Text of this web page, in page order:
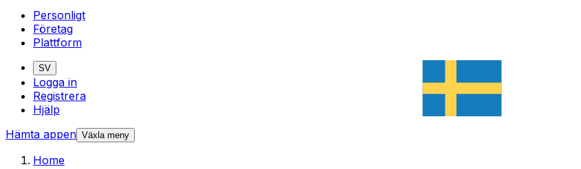
Personligt
Företag
Plattform
SV
Logga in
Registrera
Hjälp
Hämta appen Växla meny
Home